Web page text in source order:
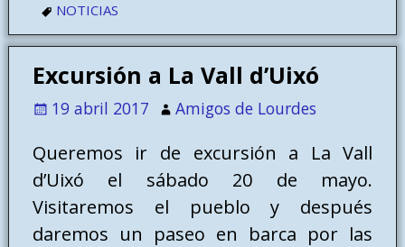
NOTICIAS
Excursión a La Vall d’Uixó
19 abril 2017 Amigos de Lourdes
Queremos ir de excursión a La Vall
d’Uixó el sábado 20 de mayo.
Visitaremos el pueblo y después
daremos un paseo en barca por las